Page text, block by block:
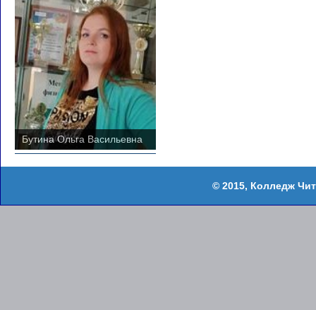
Бутина Ольга Васильевна
Колледж